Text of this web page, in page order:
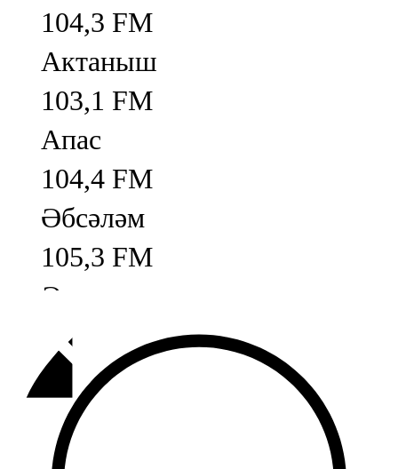
104,3 FM
Актаныш
103,1 FM
Апас
104,4 FM
Әбсәләм
105,3 FM
Әлмәт
92,9 FM
Базарлы матак
107,1 FM
Балык бистәсе